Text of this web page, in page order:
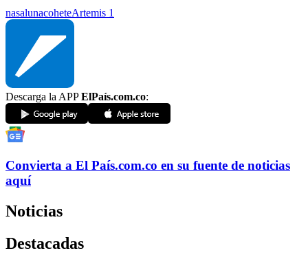
nasalunacoheteArtemis 1
Descarga la APPElPaís.com.co:
Convierta a El País.com.co en su fuente de noticias
aquí
Noticias
Destacadas